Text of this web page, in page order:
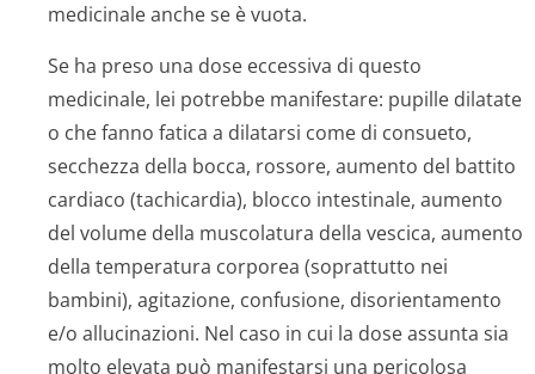
medicinale anche se è vuota.
Se ha preso una dose eccessiva di questo
medicinale, lei potrebbe manifestare: pupille dilatate
o che fanno fatica a dilatarsi come di consueto,
secchezza della bocca, rossore, aumento del battito
cardiaco (tachicardia), blocco intestinale, aumento
del volume della muscolatura della vescica, aumento
della temperatura corporea (soprattutto nei
bambini), agitazione, confusione, disorientamento
e/o allucinazioni. Nel caso in cui la dose assunta sia
molto elevata può manifestarsi una pericolosa